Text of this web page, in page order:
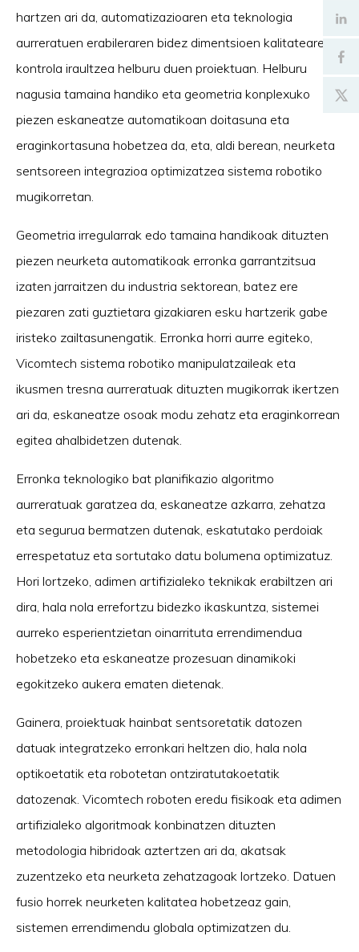
hartzen ari da, automatizazioaren eta teknologia
aurreratuen erabileraren bidez dimentsioen kalitatearen
kontrola iraultzea helburu duen proiektuan. Helburu
nagusia tamaina handiko eta geometria konplexuko
piezen eskaneatze automatikoan doitasuna eta
eraginkortasuna hobetzea da, eta, aldi berean, neurketa
sentsoreen integrazioa optimizatzea sistema robotiko
mugikorretan.
Geometria irregularrak edo tamaina handikoak dituzten
piezen neurketa automatikoak erronka garrantzitsua
izaten jarraitzen du industria sektorean, batez ere
piezaren zati guztietara gizakiaren esku hartzerik gabe
iristeko zailtasunengatik. Erronka horri aurre egiteko,
Vicomtech sistema robotiko manipulatzaileak eta
ikusmen tresna aurreratuak dituzten mugikorrak ikertzen
ari da, eskaneatze osoak modu zehatz eta eraginkorrean
egitea ahalbidetzen dutenak.
Erronka teknologiko bat planifikazio algoritmo
aurreratuak garatzea da, eskaneatze azkarra, zehatza
eta segurua bermatzen dutenak, eskatutako perdoiak
errespetatuz eta sortutako datu bolumena optimizatuz.
Hori lortzeko, adimen artifizialeko teknikak erabiltzen ari
dira, hala nola errefortzu bidezko ikaskuntza, sistemei
aurreko esperientzietan oinarrituta errendimendua
hobetzeko eta eskaneatze prozesuan dinamikoki
egokitzeko aukera ematen dietenak.
Gainera, proiektuak hainbat sentsoretatik datozen
datuak integratzeko erronkari heltzen dio, hala nola
optikoetatik eta robotetan ontziratutakoetatik
datozenak. Vicomtech roboten eredu fisikoak eta adimen
artifizialeko algoritmoak konbinatzen dituzten
metodologia hibridoak aztertzen ari da, akatsak
zuzentzeko eta neurketa zehatzagoak lortzeko. Datuen
fusio horrek neurketen kalitatea hobetzeaz gain,
sistemen errendimendu globala optimizatzen du.